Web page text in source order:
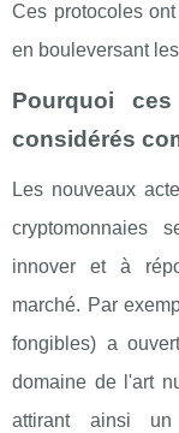
Ces protocoles
en bouleversant
Pourquoi
considérés
Les nouveaux
cryptomonnaies
innover et à
marché. Par
fongibles) a
domaine de l'art
attirant ainsi